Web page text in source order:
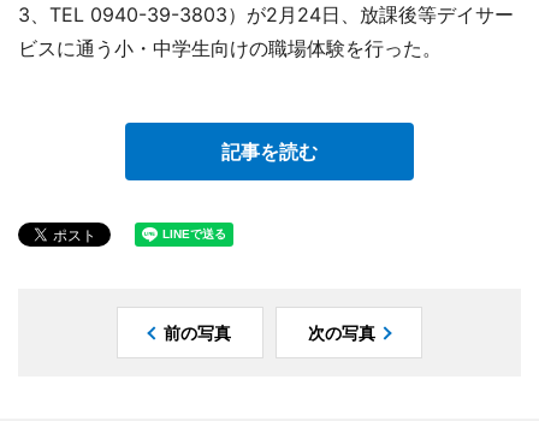
3、TEL 0940-39-3803）が2月24日、放課後等デイサー
ビスに通う小・中学生向けの職場体験を行った。
記事を読む
前の写真 次の写真